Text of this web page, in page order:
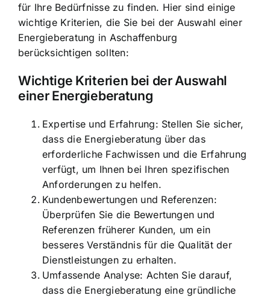
für Ihre Bedürfnisse zu finden. Hier sind einige
wichtige Kriterien, die Sie bei der Auswahl einer
Energieberatung in Aschaffenburg
berücksichtigen sollten:
Wichtige Kriterien bei der Auswahl
einer Energieberatung
Expertise und Erfahrung: Stellen Sie sicher,
dass die Energieberatung über das
erforderliche Fachwissen und die Erfahrung
verfügt, um Ihnen bei Ihren spezifischen
Anforderungen zu helfen.
Kundenbewertungen und Referenzen:
Überprüfen Sie die Bewertungen und
Referenzen früherer Kunden, um ein
besseres Verständnis für die Qualität der
Dienstleistungen zu erhalten.
Umfassende Analyse: Achten Sie darauf,
dass die Energieberatung eine gründliche